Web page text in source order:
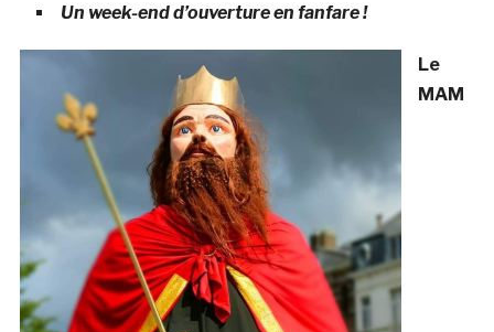
Un week-end d’ouverture en fanfare !
Le
MAM